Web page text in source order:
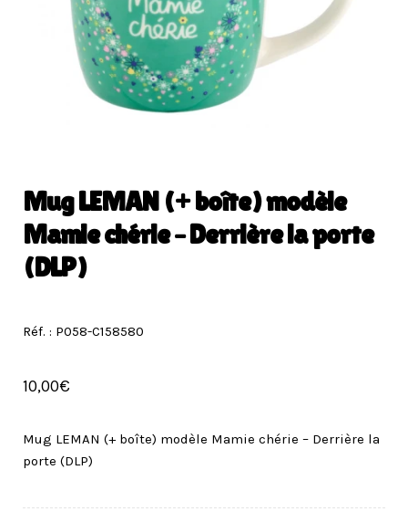
Mug LEMAN (+ boîte) modèle
Mamie chérie – Derrière la porte
(DLP)
Réf. : P058-C158580
10,00€
Mug LEMAN (+ boîte) modèle Mamie chérie – Derrière la
porte (DLP)